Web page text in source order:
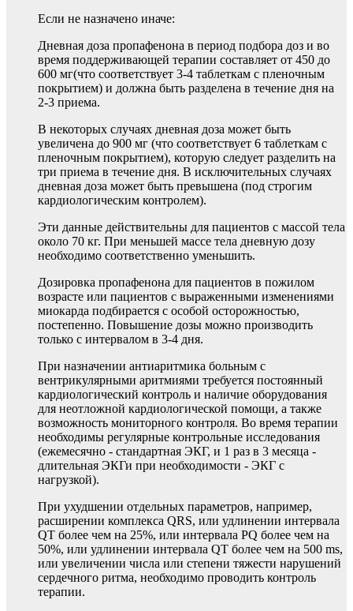
Если не назначено иначе:
Дневная доза пропафенона в период подбора доз и во
время поддерживающей терапии составляет от 450 до
600 мг(что соответствует 3-4 таблеткам с пленочным
покрытием) и должна быть разделена в течение дня на
2-3 приема.
В некоторых случаях дневная доза может быть
увеличена до 900 мг (что соответствует 6 таблеткам с
пленочным покрытием), которую следует разделить на
три приема в течение дня. В исключительных случаях
дневная доза может быть превышена (под строгим
кардиологическим контролем).
Эти данные действительны для пациентов с массой тела
около 70 кг. При меньшей массе тела дневную дозу
необходимо соответственно уменьшить.
Дозировка пропафенона для пациентов в пожилом
возрасте или пациентов с выраженными изменениями
миокарда подбирается с особой осторожностью,
постепенно. Повышение дозы можно производить
только с интервалом в 3-4 дня.
При назначении антиаритмика больным с
вентрикулярными аритмиями требуется постоянный
кардиологический контроль и наличие оборудования
для неотложной кардиологической помощи, а также
возможность мониторного контроля. Во время терапии
необходимы регулярные контрольные исследования
(ежемесячно - стандартная ЭКГ, и 1 раз в 3 месяца -
длительная ЭКГи при необходимости - ЭКГ с
нагрузкой).
При ухудшении отдельных параметров, например,
расширении комплекса QRS, или удлинении интервала
QT более чем на 25%, или интервала PQ более чем на
50%, или удлинении интервала QТ более чем на 500 ms,
или увеличении числа или степени тяжести нарушений
сердечного ритма, необходимо проводить контроль
терапии.